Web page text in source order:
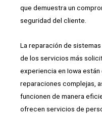
que demuestra un
seguridad del cliente.
La reparación de
de los servicios más
experiencia en Iowa
reparaciones complejas,
funcionen de manera
ofrecen servicios de